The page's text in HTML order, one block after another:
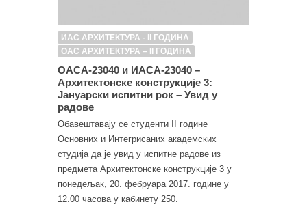
ИАС АРХИТЕКТУРА - II ГОДИНА
ОАС АРХИТЕКТУРА – II ГОДИНА
ОАСА-23040 и ИАСА-23040 –
Архитектонске конструкције 3:
Јануарски испитни рок – Увид у
радове
Обавештавају се студенти II године
Основних и Интегрисаних академских
студија да је увид у испитне радове из
предмета Архитектонске конструкције 3 у
понедељак, 20. фебруара 2017. године у
12.00 часова у кабинету 250.